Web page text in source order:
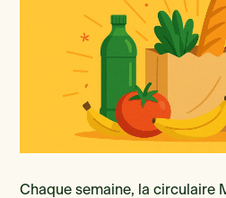
Chaque semaine, la circulaire